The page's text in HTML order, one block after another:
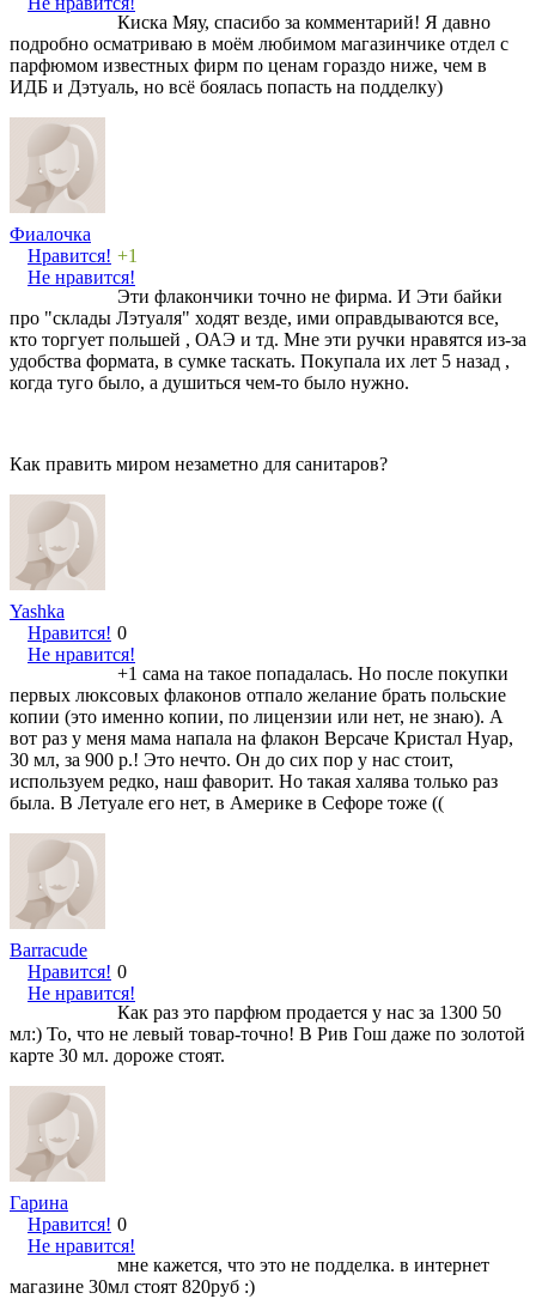
Киска Мяу, спасибо за комментарий! Я давно
подробно осматриваю в моём любимом магазинчике отдел с
парфюмом известных фирм по ценам гораздо ниже, чем в
ИДБ и Дэтуаль, но всё боялась попасть на подделку)
Фиалочка
Нравится!
Не нравится!
+1
Эти флакончики точно не фирма. И Эти байки
про "склады Лэтуаля" ходят везде, ими оправдываются все,
кто торгует польшей , ОАЭ и тд. Мне эти ручки нравятся из-за
удобства формата, в сумке таскать. Покупала их лет 5 назад ,
когда туго было, а душиться чем-то было нужно.
Как править миром незаметно для санитаров?
Yashka
Нравится!
Не нравится!
0
+1 сама на такое попадалась. Но после покупки
первых люксовых флаконов отпало желание брать польские
копии (это именно копии, по лицензии или нет, не знаю). А
вот раз у меня мама напала на флакон Версаче Кристал Нуар,
30 мл, за 900 р.! Это нечто. Он до сих пор у нас стоит,
используем редко, наш фаворит. Но такая халява только раз
была. В Летуале его нет, в Америке в Сефоре тоже ((
Barracude
Нравится!
Не нравится!
0
Как раз это парфюм продается у нас за 1300 50
мл:) То, что не левый товар-точно! В Рив Гош даже по золотой
карте 30 мл. дороже стоят.
Гарина
Нравится!
Не нравится!
0
мне кажется, что это не подделка. в интернет
магазине 30мл стоят 820руб :)